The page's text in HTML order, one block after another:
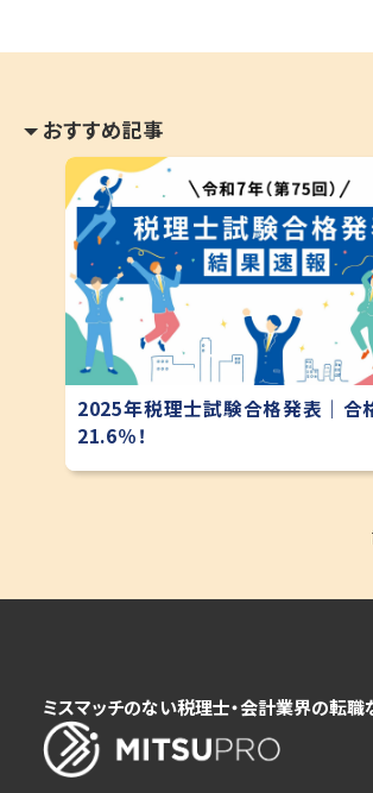
おすすめ記事
2025年税理士試験合格発表｜合
21.6％！
ミスマッチのない税理士・会計業界の転職